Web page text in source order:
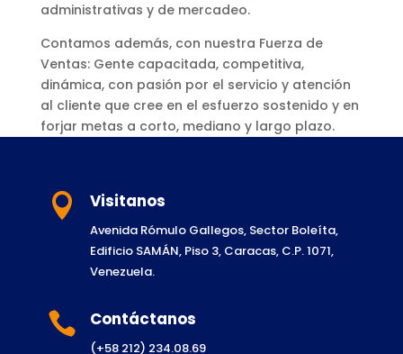
administrativas y de mercadeo.
Contamos además, con nuestra Fuerza de
Ventas: Gente capacitada, competitiva,
dinámica, con pasión por el servicio y atención
al cliente que cree en el esfuerzo sostenido y en
forjar metas a corto, mediano y largo plazo.
 Visitanos
Avenida Rómulo Gallegos, Sector Boleíta,
Edificio SAMÁN, Piso 3, Caracas, C.P. 1071,
Venezuela.
 Contáctanos
(+58 212) 234.08.69